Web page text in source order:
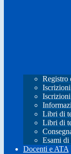
Registro
Libri di
Libri di
Esami di
Docenti e ATA